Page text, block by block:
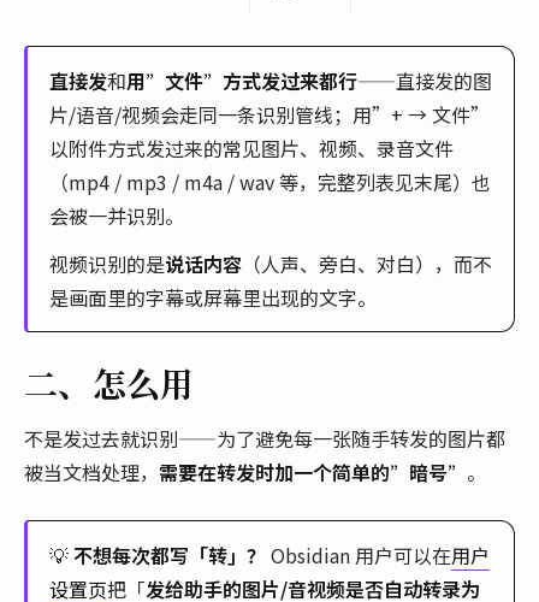
直接发和用”文件”方式发过来都行——直接发的图
片/语音/视频会走同一条识别管线；用”+ → 文件”
以附件方式发过来的常见图片、视频、录音文件
（mp4 / mp3 / m4a / wav 等，完整列表见末尾）也
会被一并识别。
视频识别的是说话内容 （人声、旁白、对白），而不
是画面里的字幕或屏幕里出现的文字。
二、怎么用
不是发过去就识别——为了避免每一张随手转发的图片都
被当文档处理， 需要在转发时加一个简单的”暗号” 。
💡不想每次都写「转」？ Obsidian 用户可以在用户
设置页把「发给助手的图片/音视频是否自动转录为